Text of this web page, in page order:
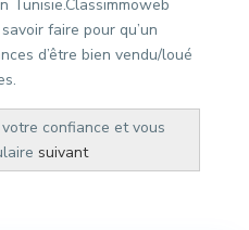
Tunisie.Classimmoweb
faire pour qu’un
d’être bien vendu/loué
confiance et vous
suivant